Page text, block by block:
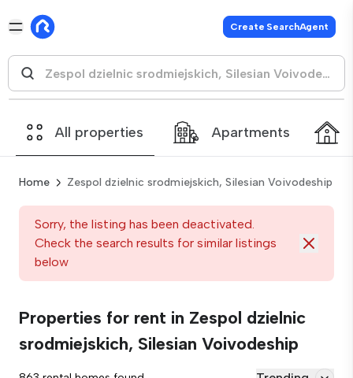
Create SearchAgent
All properties Apartments
Home Zespol dzielnic srodmiejskich, Silesian Voivodeship
Sorry, the listing has been deactivated.
Check the search results for similar listings
below
Properties for rent in Zespol dzielnic
srodmiejskich, Silesian Voivodeship